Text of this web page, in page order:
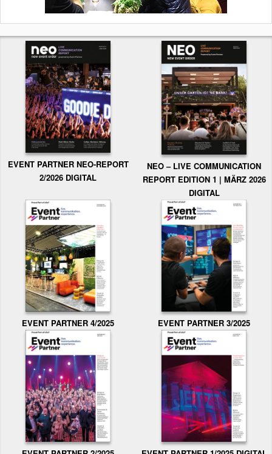
EVENT PARTNER NEO-REPORT
2/2026 DIGITAL
NEO – LIVE COMMUNICATION
REPORT EDITION 1 | MÄRZ 2026
DIGITAL
EVENT PARTNER 4/2025 EVENT PARTNER 3/2025